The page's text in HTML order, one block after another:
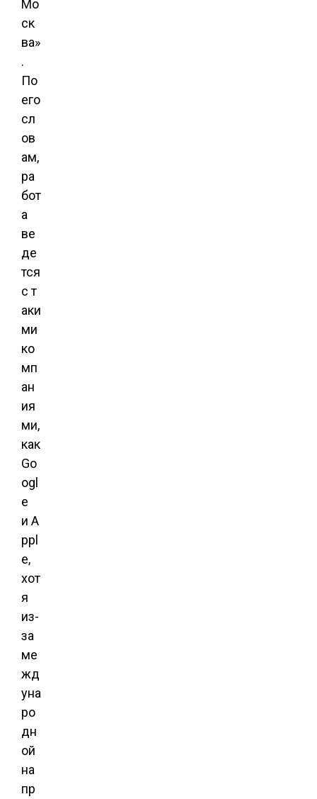
Мо
ск
ва»
.
По
его
сл
ов
ам,
ра
бот
а
ве
де
тся
с т
аки
ми
ко
мп
ан
ия
ми,
как
Go
ogl
e
и A
ppl
e,
хот
я
из-
за
ме
жд
уна
ро
дн
ой
на
пр